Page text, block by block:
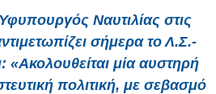
Ναυτιλίας στις
σήμερα το Λ.Σ.-
«Ακολουθείται μία αυστηρή
πολιτική, με σεβασμό